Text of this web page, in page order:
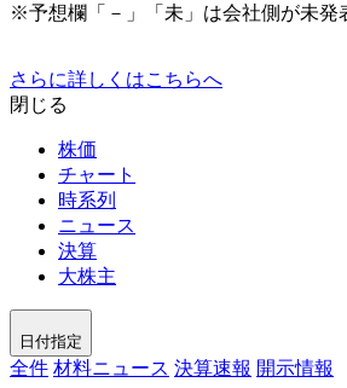
※予想欄「－」「未」は会社側が未発
さらに詳しくはこちらへ
閉じる
株価
チャート
時系列
ニュース
決算
大株主
日付指定
全件 材料ニュース 決算速報 開示情報